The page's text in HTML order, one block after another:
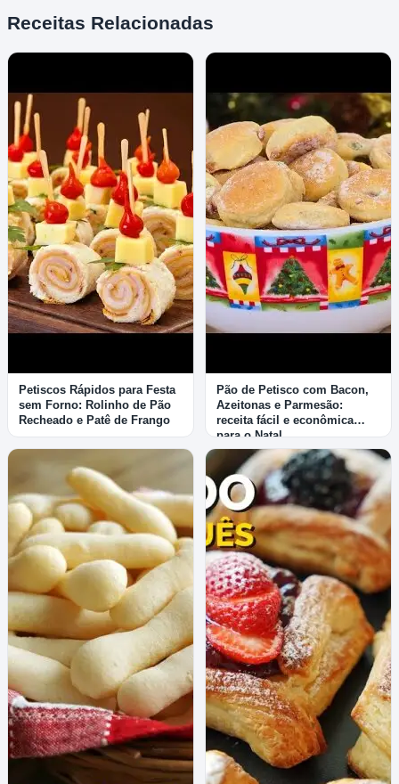
Receitas Relacionadas
Petiscos Rápidos para Festa
sem Forno: Rolinho de Pão
Recheado e Patê de Frango
Pão de Petisco com Bacon,
Azeitonas e Parmesão:
receita fácil e econômica
para o Natal